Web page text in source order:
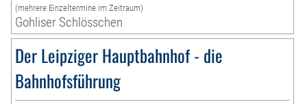
(mehrere Einzeltermine im Zeitraum)
Gohliser Schlösschen
Der Leipziger Hauptbahnhof - die
Bahnhofsführung